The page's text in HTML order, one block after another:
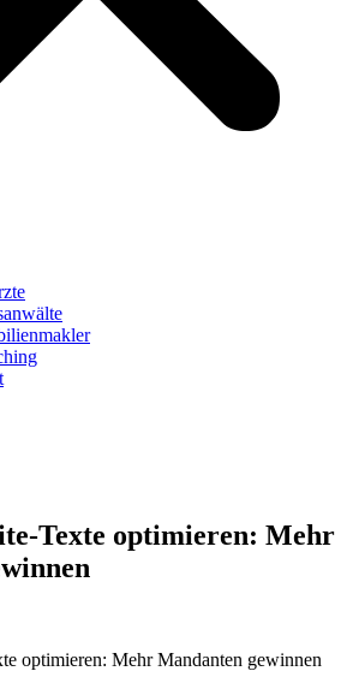
Texte optimieren: Mehr